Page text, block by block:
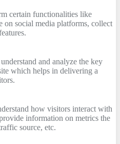
certain functionalities like
on social media platforms, collect
and analyze the key
which helps in delivering a
how visitors interact with
information on metrics the
source, etc.